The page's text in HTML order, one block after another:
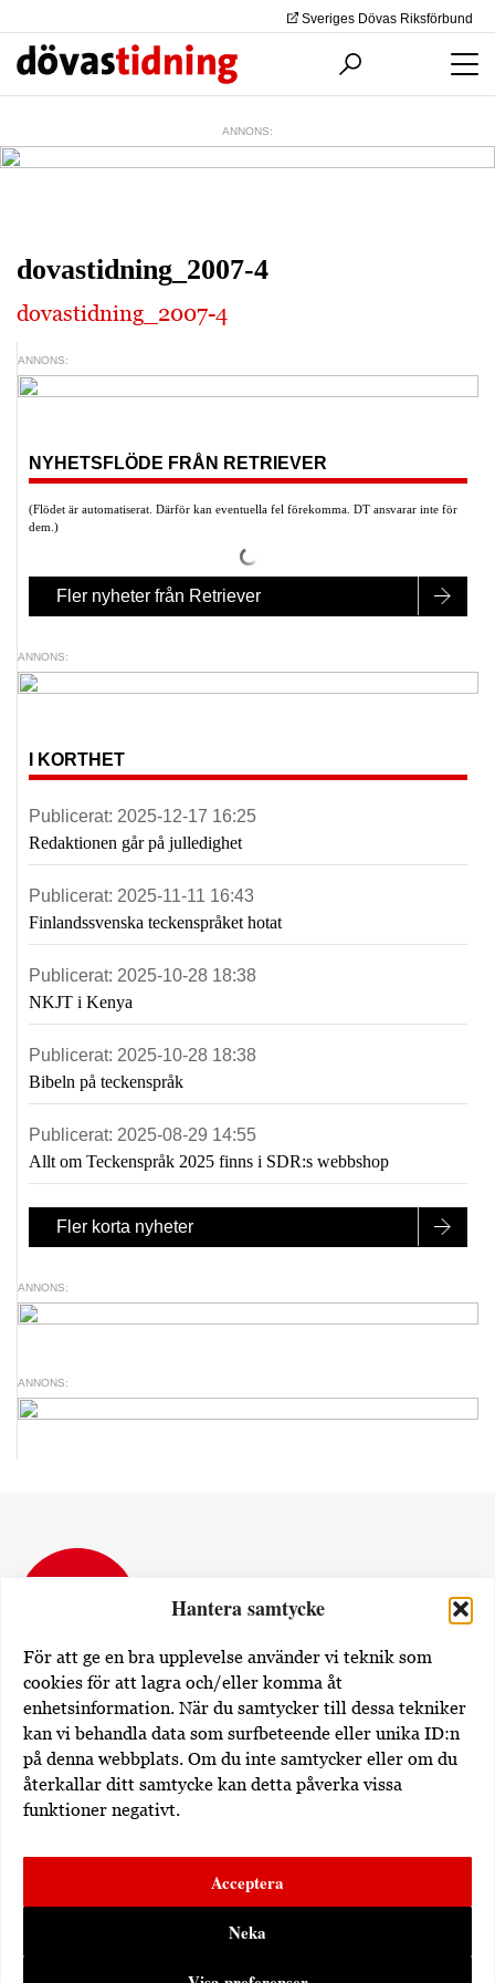
Hantera samtycke
För att ge en bra upplevelse använder vi teknik som
cookies för att lagra och/eller komma åt
enhetsinformation. När du samtycker till dessa tekniker
kan vi behandla data som surfbeteende eller unika ID:n
på denna webbplats. Om du inte samtycker eller om du
återkallar ditt samtycke kan detta påverka vissa
funktioner negativt.
Acceptera
Neka
Sveriges Dövas Riksförbund
ANNONS:
dovastidning_2007-4
dovastidning_2007-4
ANNONS:
NYHETSFLÖDE FRÅN RETRIEVER
(Flödet är automatiserat. Därför kan eventuella fel förekomma. DT ansvarar inte för
dem.)
Fler nyheter från Retriever
ANNONS:
I KORTHET
Publicerat: 2025-12-17 16:25
Redaktionen går på julledighet
Publicerat: 2025-11-11 16:43
Finlandssvenska teckenspråket hotat
Publicerat: 2025-10-28 18:38
NKJT i Kenya
Publicerat: 2025-10-28 18:38
Bibeln på teckenspråk
Publicerat: 2025-08-29 14:55
Allt om Teckenspråk 2025 finns i SDR:s webbshop
Fler korta nyheter
ANNONS:
ANNONS:
Dövas Tidning
Rissneleden 138
174 57 Sundbyberg
Erdem Akan
Dövas Tidning i sociala medier: